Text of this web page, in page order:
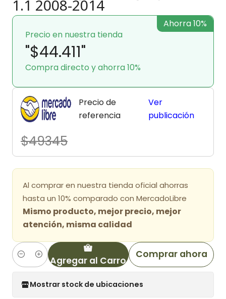
1.1 2008-2014
Precio en nuestra tienda
"$44.411"
Compra directo y ahorra 10%
Ahorra 10%
Precio de
referencia
$49345
Ver
publicación
Al comprar en nuestra tienda oficial ahorras
hasta un 10% comparado con MercadoLibre
Mismo producto, mejor precio, mejor
atención, misma calidad
Cantidad Agregar al Carro
Comprar ahora
Mostrar stock de ubicaciones